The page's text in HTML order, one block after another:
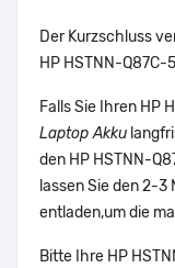
Der Kurzschluss
HP HSTNN-Q87C-
Falls Sie Ihren HP
Laptop Akku
den HP HSTNN-
lassen Sie den 2-
entladen,um die
Bitte Ihre HP